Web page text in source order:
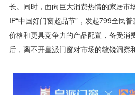
长。同时，面向巨大消费热情的家居市
IP“中国好门窗超品节”，发起799全民
价格和更具竞争力的产品配置，备受消
后，离不开皇派门窗对市场的敏锐洞察